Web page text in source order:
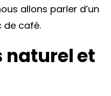
allons parler d’un
de café.
naturel et